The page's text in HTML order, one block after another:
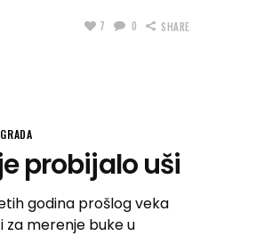
7 0 SHARE
probijalo uši
godina prošlog veka
merenje buke u